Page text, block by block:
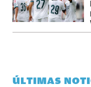
ÚLTIMAS